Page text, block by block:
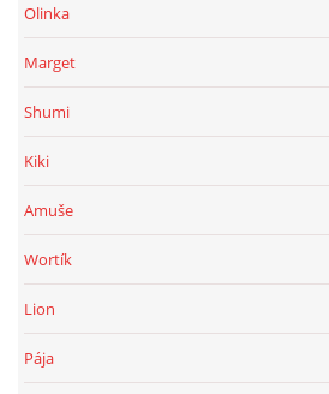
Olinka
Marget
Shumi
Kiki
Amuše
Wortík
Lion
Pája